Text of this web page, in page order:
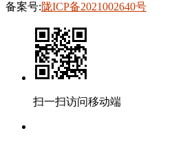
备案号:陇ICP备2021002640号
扫一扫访问移动端